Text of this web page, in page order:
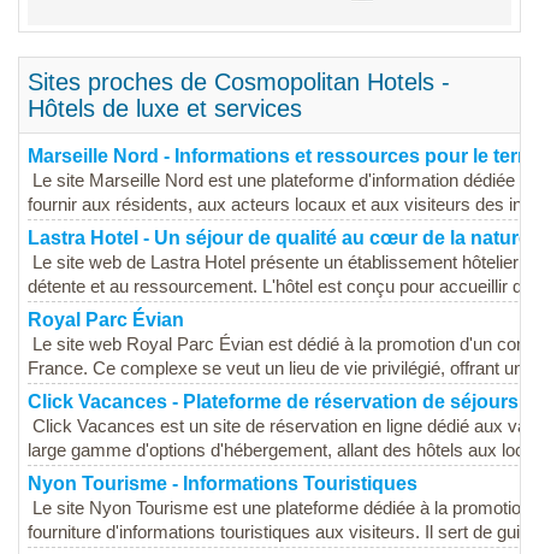
Sites proches de Cosmopolitan Hotels -
Hôtels de luxe et services
Marseille Nord - Informations et ressources pour le
Le site Marseille Nord est une plateforme d'information dédiée
fournir aux résidents, aux acteurs locaux et aux visiteurs des
Lastra Hotel - Un séjour de qualité au cœur de la nature
Le site web de Lastra Hotel présente un établissement hôtelier
détente et au ressourcement. L'hôtel est conçu pour accueillir
Royal Parc Évian
Le site web Royal Parc Évian est dédié à la promotion d'un
France. Ce complexe se veut un lieu de vie privilégié, offrant un
Click Vacances - Plateforme de réservation de séjours
Click Vacances est un site de réservation en ligne dédié aux
large gamme d'options d'hébergement, allant des hôtels aux
Nyon Tourisme - Informations Touristiques
Le site Nyon Tourisme est une plateforme dédiée à la
fourniture d'informations touristiques aux visiteurs. Il sert de